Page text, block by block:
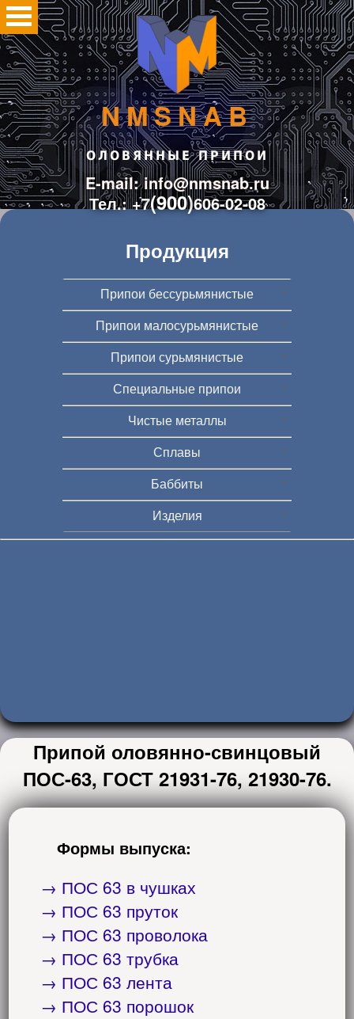
NMSNAB
ОЛОВЯННЫЕ ПРИПОИ
E-mail: info@nmsnab.ru
Тел.: +7(900)606-02-08
Продукция
Припои бессурьмянистые
Припои малосурьмянистые
Припои сурьмянистые
Специальные припои
Чистые металлы
Сплавы
Баббиты
Изделия
Припой оловянно-свинцовый
ПОС-63, ГОСТ 21931-76, 21930-76.
Формы выпуска:
→ ПОС 63 в чушках
→ ПОС 63 пруток
→ ПОС 63 проволока
→ ПОС 63 трубка
→ ПОС 63 лента
→ ПОС 63 порошок